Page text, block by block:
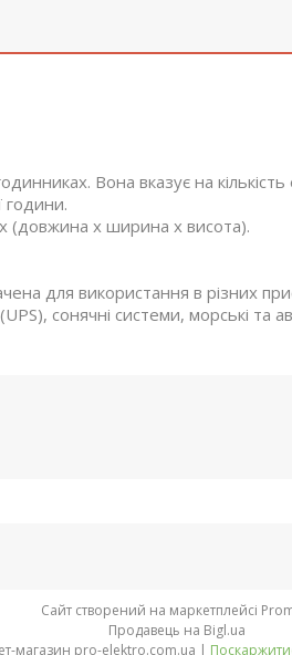
Вона вказує на кількість
години.
(довжина x ширина x висота).
для використання в різних
сонячні системи, морські та
Сайт створений на маркетплейсі
Продавець на Bigl.ua
Компанія "ПРО-ЄЛЕКТРО" Інтернет-магазин pro-elektro.com.ua |